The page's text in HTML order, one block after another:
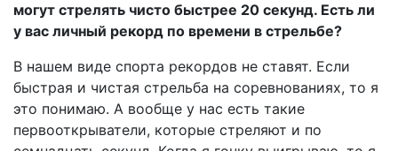
могут стрелять чисто быстрее 20 секунд. Есть ли
у вас личный рекорд по времени в стрельбе?
В нашем виде спорта рекордов не ставят. Если
быстрая и чистая стрельба на соревнованиях, то я
это понимаю. А вообще у нас есть такие
первооткрыватели, которые стреляют и по